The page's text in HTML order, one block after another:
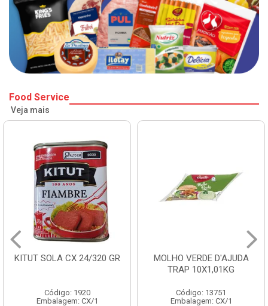
Food Service
Veja mais
KITUT SOLA CX 24/320 GR
Código: 1920
Embalagem: CX/1
MOLHO VERDE D'AJUDA
TRAP 10X1,01KG
Código: 13751
Embalagem: CX/1